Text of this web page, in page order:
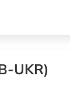
UKR)